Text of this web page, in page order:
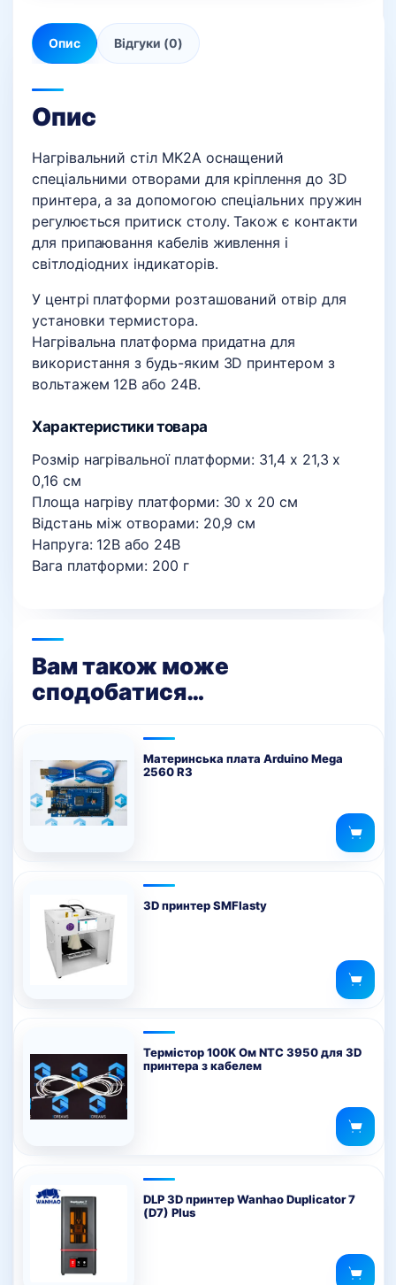
Опис Відгуки (0)
Опис
Нагрівальний стіл MK2A оснащений
спеціальними отворами для кріплення до 3D
принтера, а за допомогою спеціальних пружин
регулюється притиск столу. Також є контакти
для припаювання кабелів живлення і
світлодіодних індикаторів.
У центрі платформи розташований отвір для
установки термистора.
Нагрівальна платформа придатна для
використання з будь-яким 3D принтером з
вольтажем 12В або 24В.
Характеристики товара
Розмір нагрівальної платформи: 31,4 х 21,3 х
0,16 см
Площа нагріву платформи: 30 х 20 см
Відстань між отворами: 20,9 см
Напруга: 12В або 24В
Вага платформи: 200 г
Вам також може
сподобатися…
Материнська плата Arduino Mega
2560 R3
3D принтер SMFlasty
Термістор 100K Ом NTC 3950 для 3D
принтера з кабелем
DLP 3D принтер Wanhao Duplicator 7
(D7) Plus